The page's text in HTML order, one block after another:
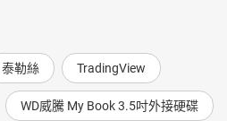
泰勒絲 TradingView
WD威騰 My Book 3.5吋外接硬碟